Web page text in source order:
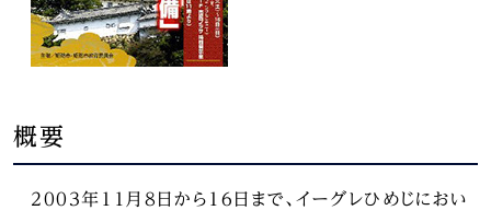
概要
2003年11月8日から16日まで、イーグレひめじにおい